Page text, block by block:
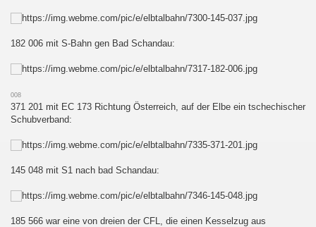
182 006 mit S-Bahn gen Bad Schandau:
008
371 201 mit EC 173 Richtung Österreich, auf der Elbe ein tschechischer
Schubverband:
145 048 mit S1 nach bad Schandau:
185 566 war eine von dreien der CFL, die einen Kesselzug aus